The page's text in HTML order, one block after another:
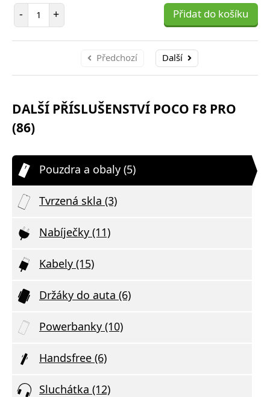
- Počet položek
+ Přidat do košíku
Předchozí Další
DALŠÍ PŘÍSLUŠENSTVÍ POCO F8 PRO
(86)
Pouzdra a obaly (5)
Tvrzená skla (3)
Nabíječky (11)
Kabely (15)
Držáky do auta (6)
Powerbanky (10)
Handsfree (6)
Sluchátka (12)